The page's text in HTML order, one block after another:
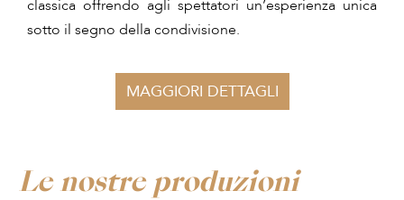
classica offrendo agli spettatori un’esperienza unica
sotto il segno della condivisione.
MAGGIORI DETTAGLI
Le nostre produzioni